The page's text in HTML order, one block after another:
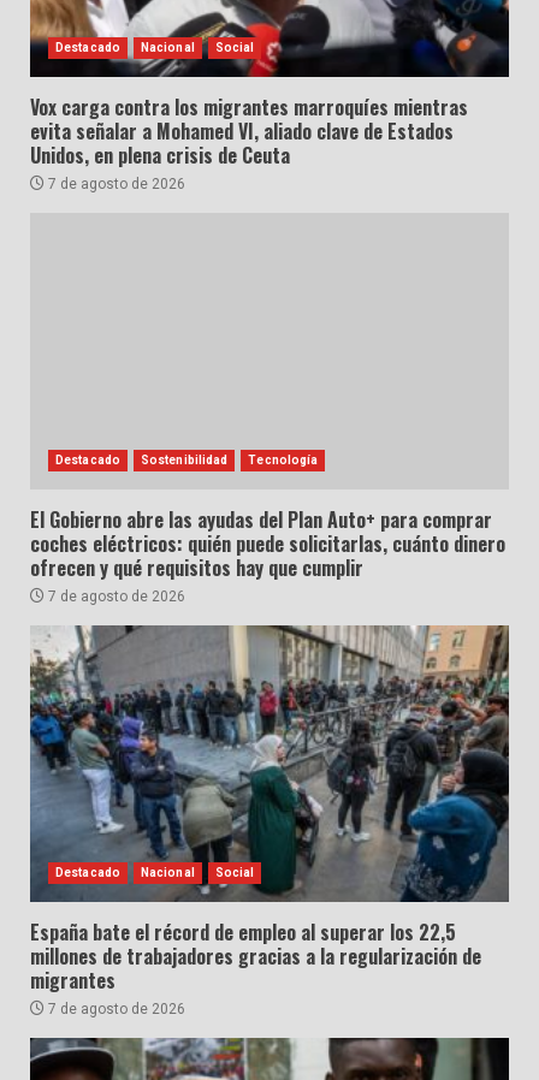
Destacado Nacional Social
Vox carga contra los migrantes marroquíes mientras
evita señalar a Mohamed VI, aliado clave de Estados
Unidos, en plena crisis de Ceuta
7 de agosto de 2026
Destacado Sostenibilidad Tecnología
El Gobierno abre las ayudas del Plan Auto+ para comprar
coches eléctricos: quién puede solicitarlas, cuánto dinero
ofrecen y qué requisitos hay que cumplir
7 de agosto de 2026
Destacado Nacional Social
España bate el récord de empleo al superar los 22,5
millones de trabajadores gracias a la regularización de
migrantes
7 de agosto de 2026